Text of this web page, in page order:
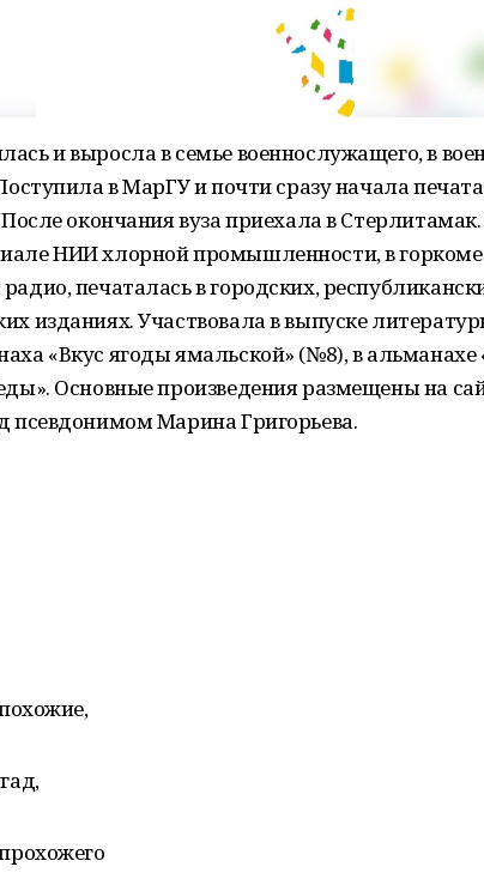
и выросла в семье военнослужащего, в
в МарГУ и почти сразу начала
После окончания вуза приехала в
НИИ хлорной промышленности, в горкоме
печаталась в городских,
изданиях. Участвовала в выпуске
«Вкус ягоды ямальской» (№8), в альманахе
Основные произведения размещены на
псевдонимом Марина Григорьева.